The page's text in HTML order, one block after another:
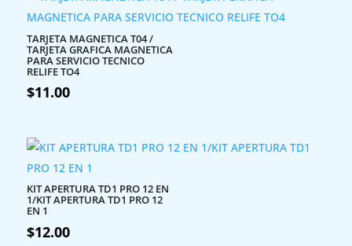
TARJETA MAGNETICA T04 /
TARJETA GRAFICA MAGNETICA
PARA SERVICIO TECNICO
RELIFE TO4
$11.00
KIT APERTURA TD1 PRO 12 EN
1/KIT APERTURA TD1 PRO 12
EN 1
$12.00